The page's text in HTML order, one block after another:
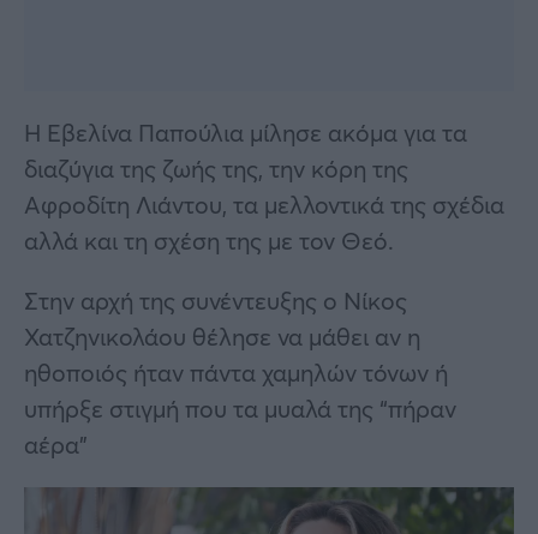
Η Εβελίνα Παπούλια μίλησε ακόμα για τα
διαζύγια της ζωής της, την κόρη της
Αφροδίτη Λιάντου, τα μελλοντικά της σχέδια
αλλά και τη σχέση της με τον Θεό.
Στην αρχή της συνέντευξης ο Νίκος
Χατζηνικολάου θέλησε να μάθει αν η
ηθοποιός ήταν πάντα χαμηλών τόνων ή
υπήρξε στιγμή που τα μυαλά της “πήραν
αέρα”